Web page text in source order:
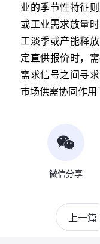
业的季节性特征
或工业需求放量
工淡季或产能释
定直供报价时，
需求信号之间寻
市场供需协同作用
微信分享
上一篇